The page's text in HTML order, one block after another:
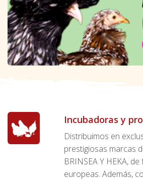
Incubadoras y
Distribuimos en
prestigiosas marcas
BRINSEA Y HEKA,
europeas. Además,